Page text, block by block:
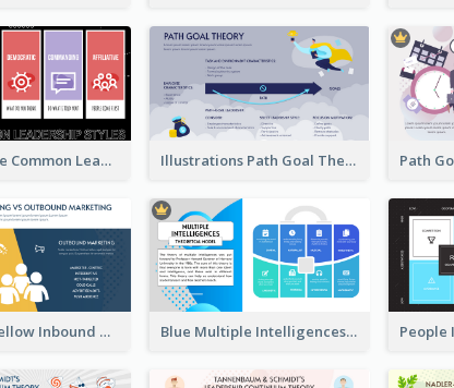
Dark Theme Common Leadership Styles Strategic Analysis Design Illustrations Path Goal Theory Strategic Analysis
Blue And Yellow Inbound Marketing vs Outbound marketing Strategic Analysis Blue Multiple Intelligences Theory Strategic Analysis